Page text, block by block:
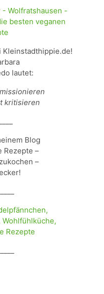
lautet:
kritisieren
Blog
Rezepte –
–